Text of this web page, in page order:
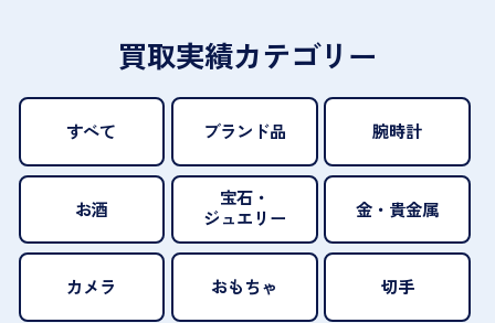
買取実績カテゴリー
すべて ブランド品 腕時計
お酒
宝石・
ジュエリー
金・貴金属
カメラ おもちゃ 切手